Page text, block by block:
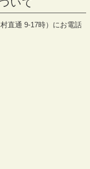
へ
村直通 9-17時）にお電話